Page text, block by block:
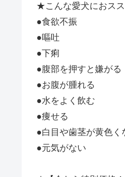
★こんな愛犬におス
●食欲不振
●嘔吐
●下痢
●腹部を押すと嫌がる
●お腹が腫れる
●水をよく飲む
●痩せる
●白目や歯茎が黄色く
●元気がない